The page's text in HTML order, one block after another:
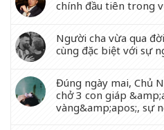
chính đầu tiên trong
Người cha vừa qua
cùng đặc biệt với sự
Đúng ngày mai, Chủ
chở 3 con giáp
vàng&amp;apos;, sự